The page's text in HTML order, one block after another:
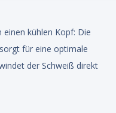
kühlen Kopf: Die
für eine optimale
der Schweiß direkt